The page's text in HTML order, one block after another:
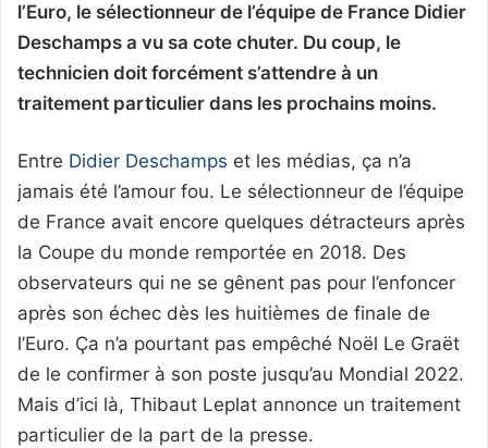
l’Euro, le sélectionneur de l’équipe de France Didier
Deschamps a vu sa cote chuter. Du coup, le
technicien doit forcément s’attendre à un
traitement particulier dans les prochains moins.
Entre Didier Deschamps et les médias, ça n’a
jamais été l’amour fou. Le sélectionneur de l’équipe
de France avait encore quelques détracteurs après
la Coupe du monde remportée en 2018. Des
observateurs qui ne se gênent pas pour l’enfoncer
après son échec dès les huitièmes de finale de
l’Euro. Ça n’a pourtant pas empêché Noël Le Graët
de le confirmer à son poste jusqu’au Mondial 2022.
Mais d’ici là, Thibaut Leplat annonce un traitement
particulier de la part de la presse.